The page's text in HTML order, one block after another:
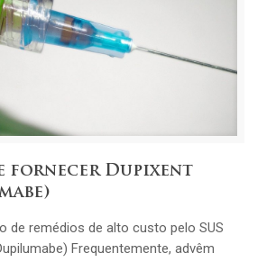
fornecer Dupixent
de remédios de alto custo pelo SUS
Frequentemente, advêm